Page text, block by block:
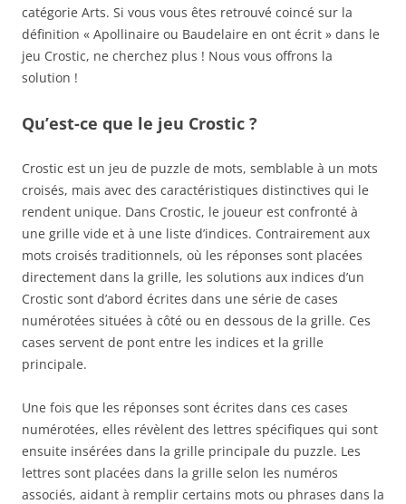
catégorie Arts. Si vous vous êtes retrouvé coincé sur la
définition « Apollinaire ou Baudelaire en ont écrit » dans le
jeu Crostic, ne cherchez plus ! Nous vous offrons la
solution !
Qu’est-ce que le jeu Crostic ?
Crostic est un jeu de puzzle de mots, semblable à un mots
croisés, mais avec des caractéristiques distinctives qui le
rendent unique. Dans Crostic, le joueur est confronté à
une grille vide et à une liste d’indices. Contrairement aux
mots croisés traditionnels, où les réponses sont placées
directement dans la grille, les solutions aux indices d’un
Crostic sont d’abord écrites dans une série de cases
numérotées situées à côté ou en dessous de la grille. Ces
cases servent de pont entre les indices et la grille
principale.
Une fois que les réponses sont écrites dans ces cases
numérotées, elles révèlent des lettres spécifiques qui sont
ensuite insérées dans la grille principale du puzzle. Les
lettres sont placées dans la grille selon les numéros
associés, aidant à remplir certains mots ou phrases dans la